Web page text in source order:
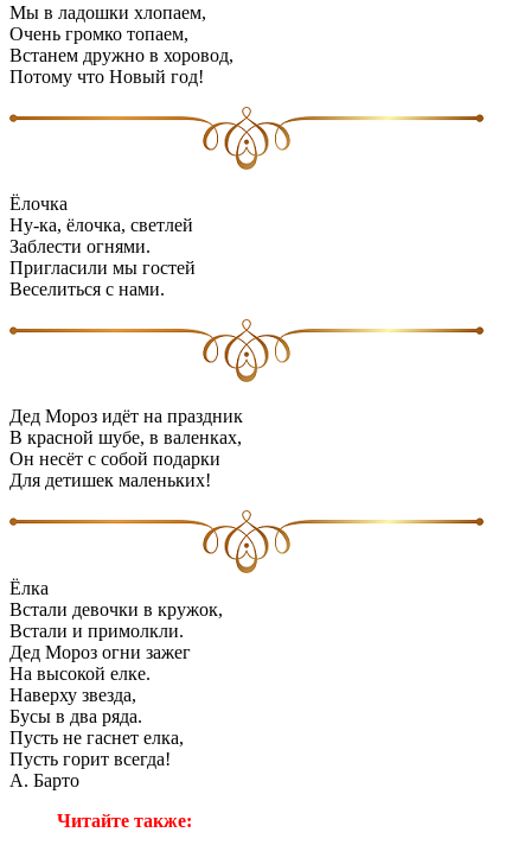
Мы в ладошки хлопаем,
Очень громко топаем,
Встанем дружно в хоровод,
Потому что Новый год!
Ёлочка
Ну-ка, ёлочка, светлей
Заблести огнями.
Пригласили мы гостей
Веселиться с нами.
Дед Мороз идёт на праздник
В красной шубе, в валенках,
Он несёт с собой подарки
Для детишек маленьких!
Ёлка
Встали девочки в кружок,
Встали и примолкли.
Дед Мороз огни зажег
На высокой елке.
Наверху звезда,
Бусы в два ряда.
Пусть не гаснет елка,
Пусть горит всегда!
А. Барто
Читайте также: